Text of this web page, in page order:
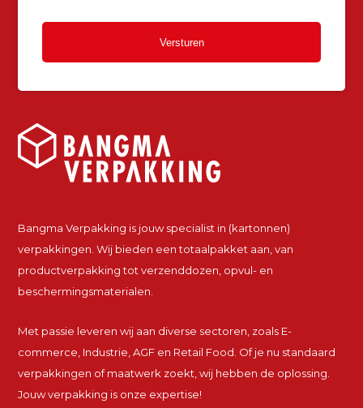
Versturen
Bangma Verpakking is jouw specialist in (kartonnen)
verpakkingen. Wij bieden een totaalpakket aan, van
productverpakking tot verzenddozen, opvul- en
beschermingsmaterialen.
Met passie leveren wij aan diverse sectoren, zoals E-
commerce, Industrie, AGF en Retail Food. Of je nu standaard
verpakkingen of maatwerk zoekt, wij hebben de oplossing.
Jouw verpakking is onze expertise!